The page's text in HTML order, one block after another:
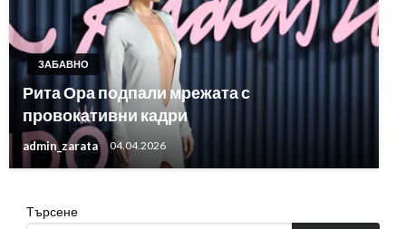
ЗАБАВНО
Рита Ора подпали мрежата с
провокативни кадри
admin_zarata 04.04.2026
Търсене